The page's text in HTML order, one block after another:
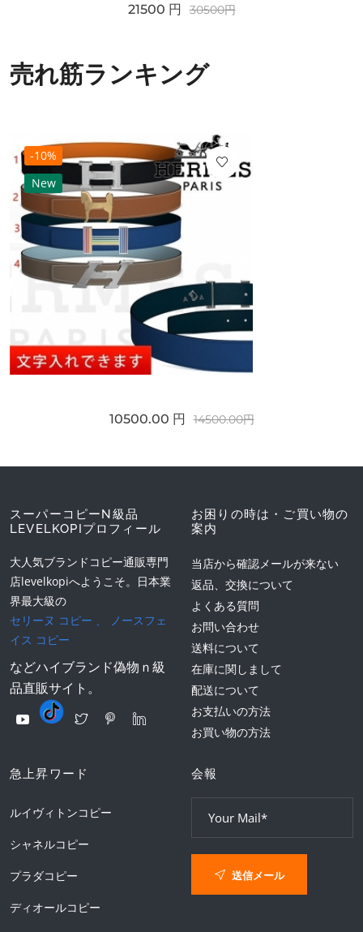
21500 円 30500円
売れ筋ランキング
-10%
New
10500.00 円 14500.00円
スーパーコピーN級品
LEVELKOPIプロフィール
大人気ブランドコピー通販専門
店levelkopiへようこそ。日本業
界最大級の
セリーヌ コピー 、
ノースフェ
イス コピー
などハイブランド偽物ｎ級
品直販サイト。
お困りの時は・ご買い物の
案内
当店から確認メールが来ない
返品、交換について
よくある質問
お問い合わせ
送料について
在庫に関しまして
配送について
お支払いの方法
お買い物の方法
急上昇ワード
ルイヴィトンコピー
シャネルコピー
プラダコピー
ディオールコピー
会報
送信メール